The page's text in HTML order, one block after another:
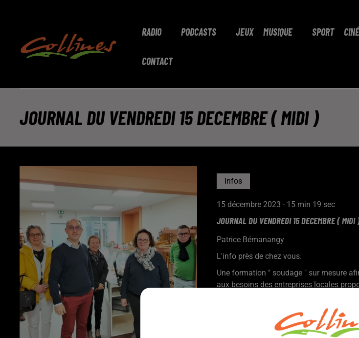
RADIO PODCASTS JEUX MUSIQUE SPORT
CONTACT
JOURNAL DU VENDREDI 15 DECEMBRE ( MIDI )
Infos
15 décembre 2023 - 15 min 19 sec
JOURNAL DU VENDREDI 15 DECEMBRE ( MIDI
Patrice Bémanangy
L'info près de chez vous.
Une formation " soudage " sur mesure
aux besoins des entreprises locales
Le fret relancé par la rénovation du
Niort. Pourquoi ne pas imaginer le